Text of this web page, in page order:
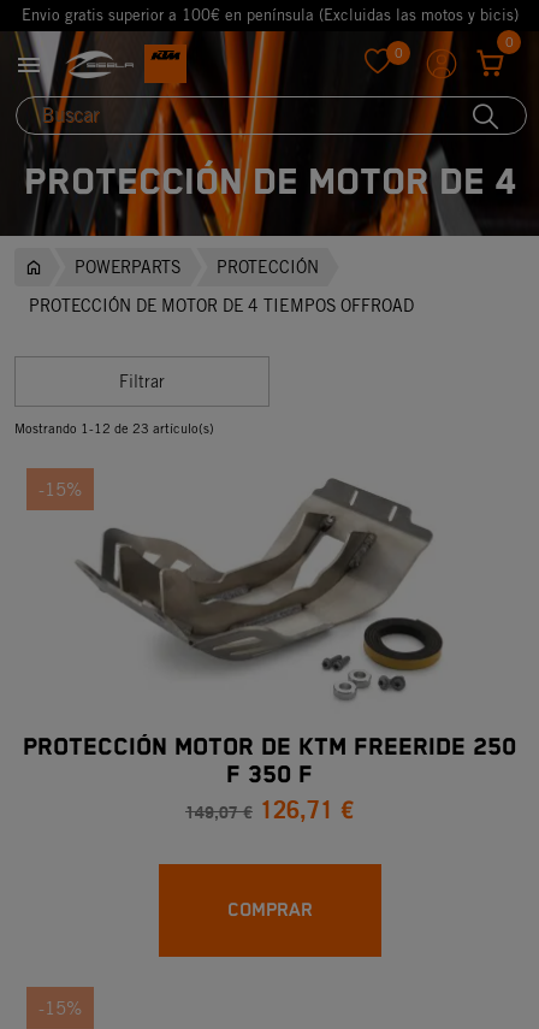
Envio gratis superior a 100€ en península (Excluidas las motos y bicis)
 0
0
PROTECCIÓN DE MOTOR DE 4
TIEMPOS OFFROAD
POWERPARTS
PROTECCIÓN
PROTECCIÓN DE MOTOR DE 4 TIEMPOS OFFROAD
Filtrar
Mostrando 1-12 de 23 artículo(s)
-15%
PROTECCIÓN MOTOR DE KTM FREERIDE 250
F 350 F
149,07 € 126,71 €
COMPRAR
-15%